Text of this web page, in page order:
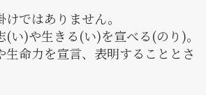
ではありません。
い)や生きる(い)を宣べる(のり)。
生命力を宣言、表明することとさ